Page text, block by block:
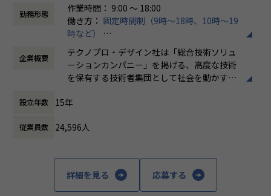
制御基板の回路設計・評価対応（大手自動車部品メーカー）
センサー回路の設計・検証支援（大手機械系製造メーカー）
電源回路の設計・デバッグ対応（工作機械メーカー）
基板パターン設計・部品選定支援（化学系製造メーカー）
※案件は随時変動します。ご希望の業種・テーマをお聞きし
た上でマッチングいたします。
【募集概要】
ジタル回路の設計・開発業務をご担当いただきます。自動
【業務の変更の範囲】
勤務形態
作業時間： 9:00 ～ 18:00
働き方： 固定時間制（9時～18時、10時～19
時など）
時間外労働の有無： 有（月平均20時間）
休憩時間： 60分
企業概要
テクノプロ・デザイン社は「総合技術ソリュ
ーションカンパニー」を掲げる、高度な技術
を保有する技術者集団として社会を動かすこ
に渡ります。いわゆる技術者派遣と呼ばれ
働く場所に関わらない事業支援や最新技術を
用いた研究開発などを行っています。
設立年数 15年
従業員数 24,596人
詳細を見る 応募する